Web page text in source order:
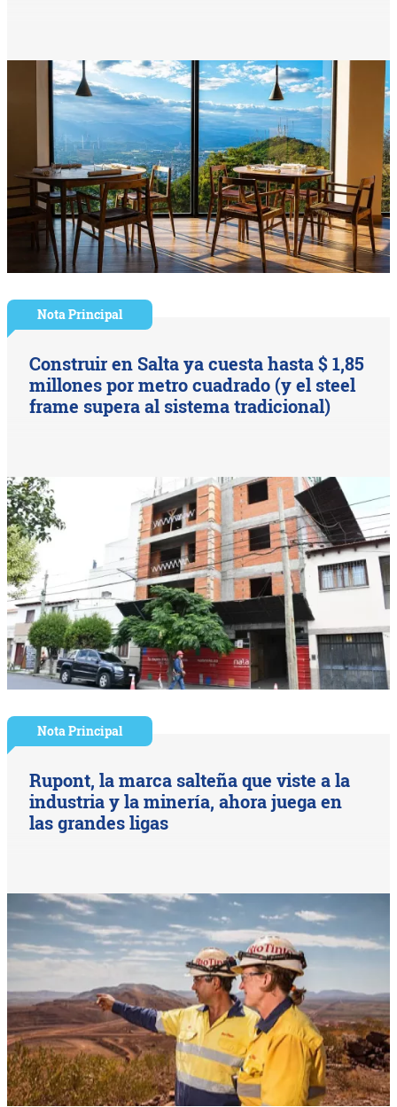
Nota Principal
Construir en Salta ya cuesta hasta $ 1,85
millones por metro cuadrado (y el steel
frame supera al sistema tradicional)
Nota Principal
Rupont, la marca salteña que viste a la
industria y la minería, ahora juega en
las grandes ligas